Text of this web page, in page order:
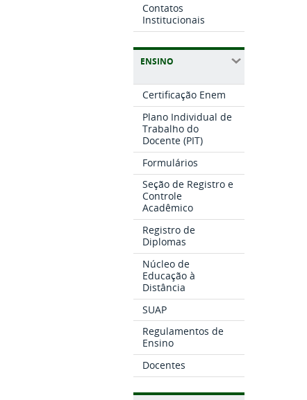
Contatos
Institucionais
ENSINO
Certificação Enem
Plano Individual de
Trabalho do
Docente (PIT)
Formulários
Seção de Registro e
Controle
Acadêmico
Registro de
Diplomas
Núcleo de
Educação à
Distância
SUAP
Regulamentos de
Ensino
Docentes